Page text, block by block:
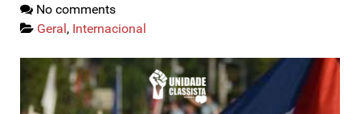
No comments
Geral, Internacional